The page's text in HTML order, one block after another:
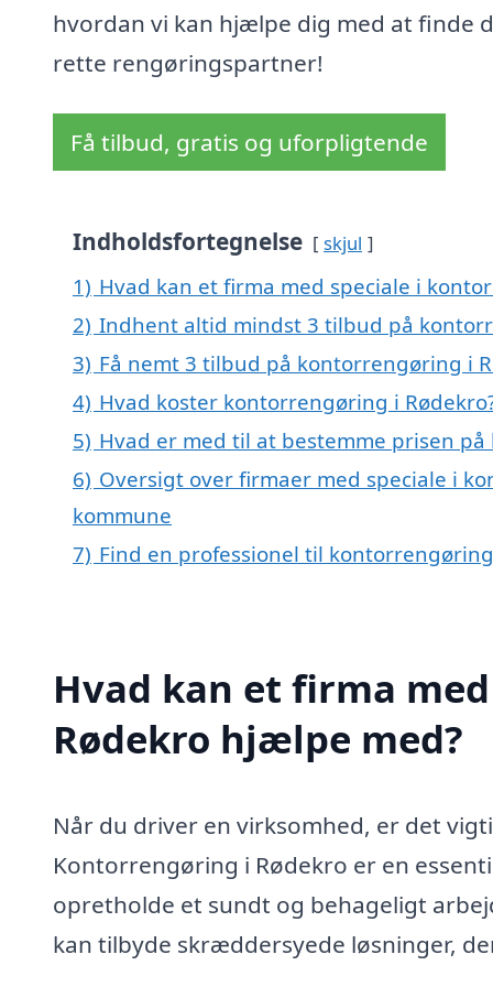
hvordan vi kan hjælpe dig med at finde
rette rengøringspartner!
Få tilbud, gratis og uforpligtende
Indholdsfortegnelse skjul
1) Hvad kan et firma med speciale i
2) Indhent altid mindst 3 tilbud på
3) Få nemt 3 tilbud på kontorrengøring i
4) Hvad koster kontorrengøring i
5) Hvad er med til at bestemme prisen
6) Oversigt over firmaer med speciale i
kommune
7) Find en professionel til
Hvad kan et firma
Rødekro hjælpe med?
Når du driver en virksomhed, er det
Kontorrengøring i Rødekro er en
opretholde et sundt og behageligt
kan tilbyde skræddersyede løsninger,